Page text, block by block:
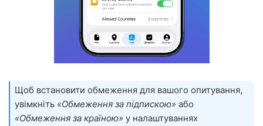
Щоб встановити обмеження для вашого опитування,
увімкніть «Обмеження за підпискою» або
«Обмеження за країною» у налаштуваннях